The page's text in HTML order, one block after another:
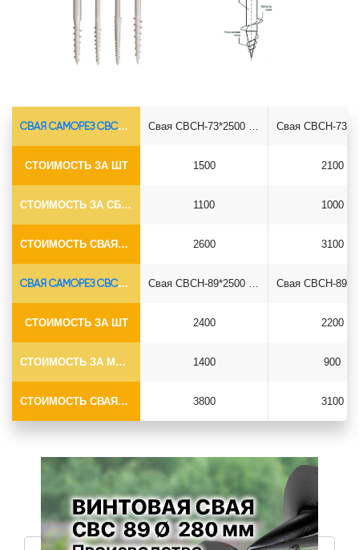
СВАЯ САМОРЕЗ СВСН-Ø73*5.5
СТОИМОСТЬ ЗА ШТ
СТОИМОСТЬ ЗА СБОРКУ
СТОИМОСТЬ СВАЯ+СБОРКА (БЕЗ ОГОЛОВКА)
Свая СВСН-73*2500 саморез
1500
1100
2600
2100
1000
3100
СВАЯ САМОРЕЗ СВСН-Ø89*6.5
СТОИМОСТЬ ЗА ШТ
СТОИМОСТЬ ЗА МОНТАЖ
СТОИМОСТЬ СВАЯ+МОНТАЖ (БЕЗ ОГОЛОВКА)
Свая СВСН-89*2500 саморез
2400
1400
3800
2200
900
3100